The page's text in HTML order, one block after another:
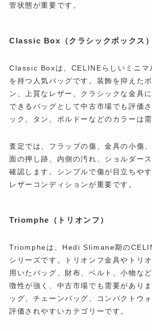
管状態が重要です。
Classic Box（クラシックボックス）
Classic Boxは、CELINEらしいミニマ
を持つ人気バッグです。装飾を抑えた
ン、上質なレザー、クラシックな金具
できるバッグとして中古市場でも評価
ック、タン、ボルドーなどのカラーは
査定では、フラップの傷、金具の小傷
面の押し跡、内側の汚れ、ショルダー
確認します。シンプルで傷が目立ちや
レザーコンディションが重要です。
Triomphe（トリオンフ）
Triompheは、Hedi Slimane期の
シリーズです。トリオンフ金具やトリ
用いたバッグ、財布、ベルト、小物な
徴性が強く、中古市場でも需要があり
ッグ、チェーンバッグ、コンパクトウ
評価されやすいカテゴリーです。